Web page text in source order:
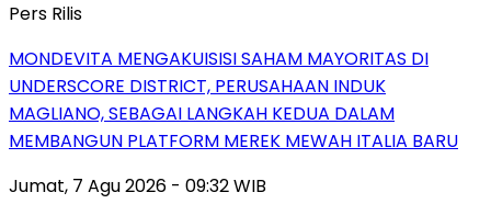
Pers Rilis
MONDEVITA MENGAKUISISI SAHAM MAYORITAS DI
UNDERSCORE DISTRICT, PERUSAHAAN INDUK
MAGLIANO, SEBAGAI LANGKAH KEDUA DALAM
MEMBANGUN PLATFORM MEREK MEWAH ITALIA BARU
Jumat, 7 Agu 2026 - 09:32 WIB